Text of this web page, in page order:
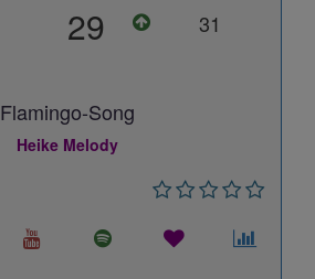
29 31
Flamingo-Song
Heike Melody